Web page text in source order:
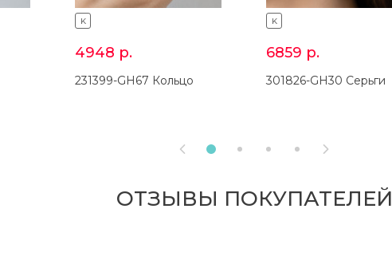
K
4948 р.
231399-GH67 Кольцо
K
6859 р.
301826-GH30 Серьги
 
ОТЗЫВЫ ПОКУПАТЕЛЕЙ